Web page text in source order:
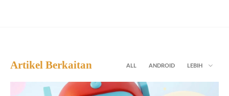
Artikel Berkaitan ALL ANDROID LEBIH